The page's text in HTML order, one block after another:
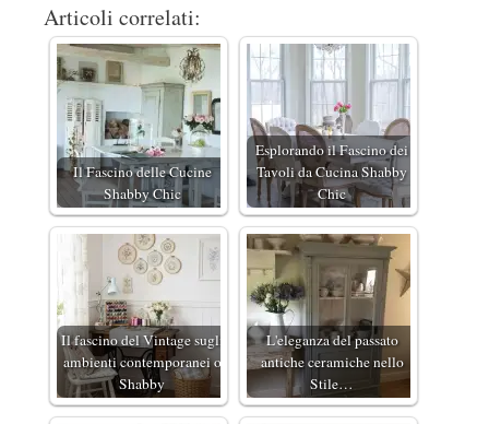
Articoli correlati:
Il Fascino delle Cucine
Shabby Chic
Esplorando il Fascino dei
Tavoli da Cucina Shabby
Chic
Il fascino del Vintage sugli
ambienti contemporanei o
Shabby
L'eleganza del passato
antiche ceramiche nello
Stile…